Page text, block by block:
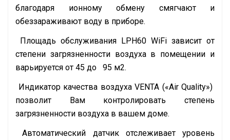
благодаря ионному обмену смягчают и
обеззараживают воду в приборе.
Площадь обслуживания LPH60 WiFi зависит от
степени загрязненности воздуха в помещении и
варьируется от 45 до 95 м2.
Индикатор качества воздуха VENTA («Air Quality»)
позволит Вам контролировать степень
загрязненности воздуха в вашем доме.
Автоматический датчик отслеживает уровень